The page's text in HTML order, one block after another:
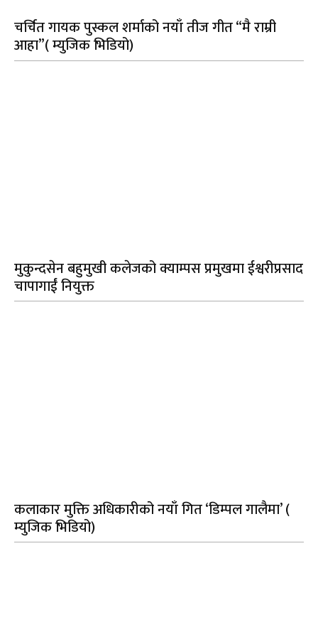
चर्चित गायक पुस्कल शर्माको नयाँ तीज गीत “मै राम्री
आहा”( म्युजिक भिडियो)
मुकुन्दसेन बहुमुखी कलेजको क्याम्पस प्रमुखमा ईश्वरीप्रसाद
चापागाईं नियुक्त
कलाकार मुक्ति अधिकारीको नयाँ गित ‘डिम्पल गालैमा’ (
म्युजिक भिडियो)